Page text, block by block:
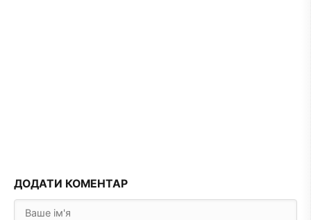
ДОДАТИ КОМЕНТАР